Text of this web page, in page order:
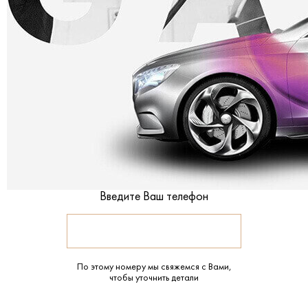
Введите Ваш телефон
По этому номеру мы свяжемся с Вами,
чтобы уточнить детали